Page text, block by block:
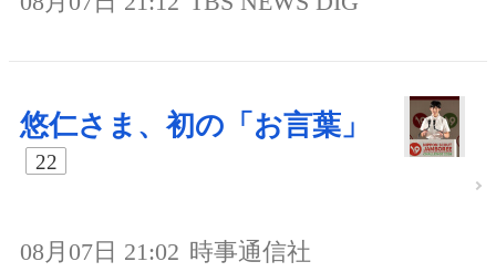
悠仁さま、初の「お言葉」
22
08月07日 21:02 時事通信社